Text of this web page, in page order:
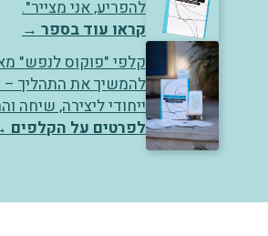
להפריע, אני מצייר".
קראו עוד בספר →
קלפי "פוקוס לנפש"
להמשיך את התהליך –
ייחודי ליצירה, שיחה
לפרטים על הקלפים